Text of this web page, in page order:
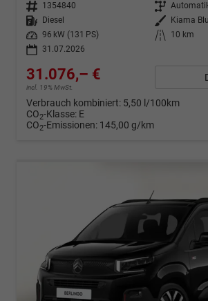
Fahrzeugnr. 1354840 Getriebe
Kraftstoff
Diesel Außenfarbe
Kiama
Leistung
96 kW (131 PS) Kilometerstand
10 km
31.07.2026
31.076,– €
incl. 19% MwSt.
Verbrauch kombiniert: 5,50 l/100km
CO2-Klasse: E
CO2-Emissionen: 145,00 g/km